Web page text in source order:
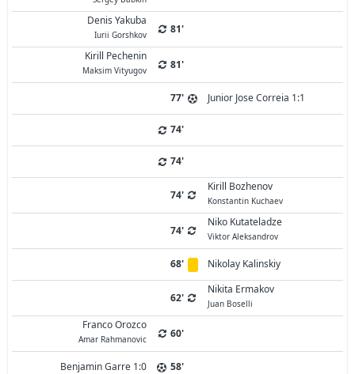
Denis Yakuba
Iurii Gorshkov
81'
Kirill Pechenin
Maksim Vityugov 81'
77' Junior Jose Correia 1:1
74'
74'
74'
Kirill Bozhenov
Konstantin Kuchaev
74'
Niko Kutateladze
Viktor Aleksandrov
68' Nikolay Kalinskiy
62'
Nikita Ermakov
Juan Boselli
Franco Orozco
Amar Rahmanovic 60'
Benjamin Garre 1:0 58'